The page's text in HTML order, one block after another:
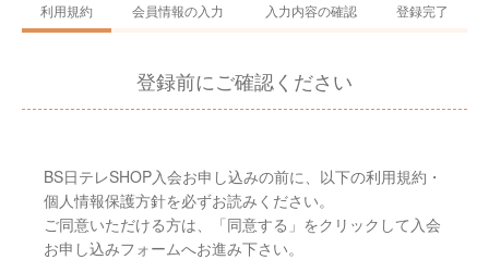
利用規約 会員情報の入力 入力内容の確認 登録完了
登録前にご確認ください
BS日テレSHOP入会お申し込みの前に、以下の利用規約・
個人情報保護方針を必ずお読みください。
ご同意いただける方は、「同意する」をクリックして入会
お申し込みフォームへお進み下さい。